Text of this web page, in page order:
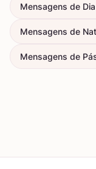
Mensagens de
Mensagens de
Mensagens de